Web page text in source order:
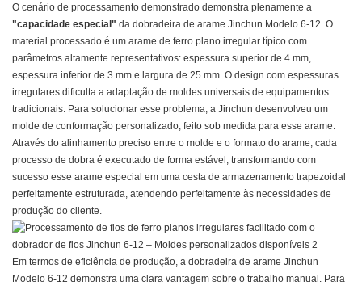
O cenário de processamento demonstrado demonstra plenamente a
"capacidade especial" da dobradeira de arame Jinchun Modelo 6-12. O
material processado é um arame de ferro plano irregular típico com
parâmetros altamente representativos: espessura superior de 4 mm,
espessura inferior de 3 mm e largura de 25 mm. O design com espessuras
irregulares dificulta a adaptação de moldes universais de equipamentos
tradicionais. Para solucionar esse problema, a Jinchun desenvolveu um
molde de conformação personalizado, feito sob medida para esse arame.
Através do alinhamento preciso entre o molde e o formato do arame, cada
processo de dobra é executado de forma estável, transformando com
sucesso esse arame especial em uma cesta de armazenamento trapezoidal
perfeitamente estruturada, atendendo perfeitamente às necessidades de
produção do cliente.
Em termos de eficiência de produção, a dobradeira de arame Jinchun
Modelo 6-12 demonstra uma clara vantagem sobre o trabalho manual. Para